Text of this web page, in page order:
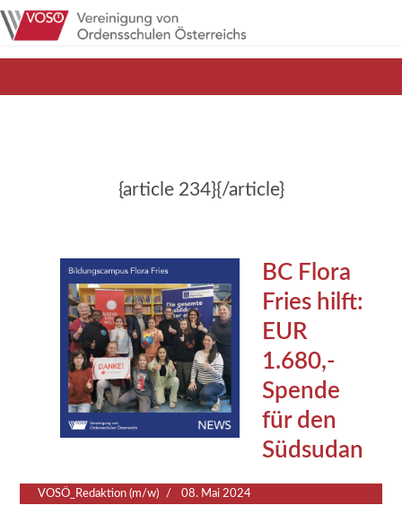
{article 234}{/article}
BC Flora
Fries hilft:
EUR
1.680,-
Spende
für den
Südsudan
VOSÖ_Redaktion (m/w) 08. Mai 2024